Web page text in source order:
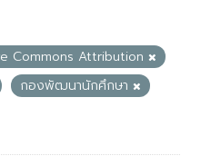
Commons Attribution
กองพัฒนานักศึกษา